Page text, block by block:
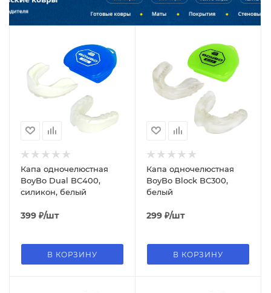
Капа одночелюстная
BoyBo Dual BC400,
силикон, белый
399 ₽/шт
В КОРЗИНУ
Капа одночелюстная
BoyBo Block BC300,
белый
299 ₽/шт
В КОРЗИНУ